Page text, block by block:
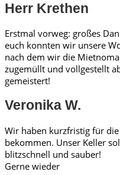
Herr Krethen
Erstmal vorweg: großes
euch konnten wir unsere
nach dem wir die
zugemüllt und vollgestellt
gemeistert!
Veronika W.
Wir haben kurzfristig für
bekommen. Unser Keller
blitzschnell und sauber!
Gerne wieder